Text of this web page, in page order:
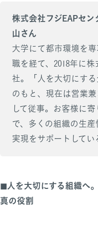
株式会社フジEAPセ
山さん
大学にて都市環境を
職を経て、2018年に
社。「人を大切にす
のもと、現在は営業
して従事。お客様に
で、多くの組織の生
実現をサポートしてい
◼︎人を大切にする組織へ
真の役割